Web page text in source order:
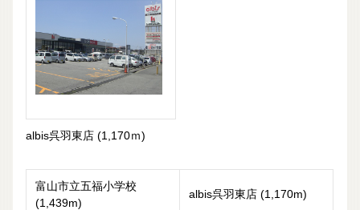
albis呉羽東店 (1,170ｍ)
富山市立五福小学校
(1,439m)
albis呉羽東店 (1,170m)